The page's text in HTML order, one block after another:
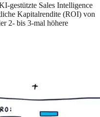
gestützte Sales Intelligence
Kapitalrendite (ROI) von
2- bis 3-mal höhere